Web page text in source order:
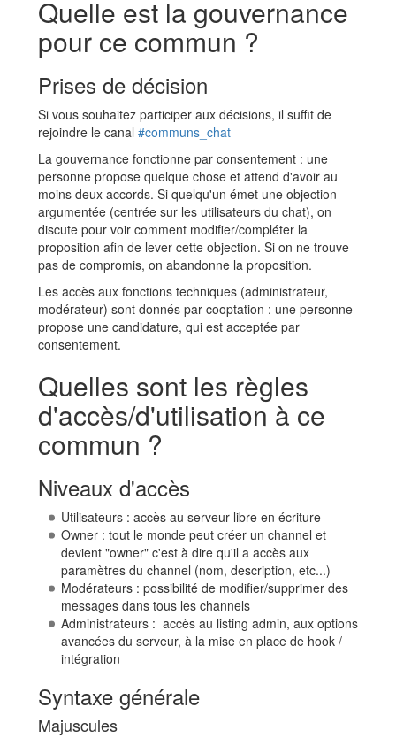
Quelle est la gouvernance
pour ce commun ?
Prises de décision
Si vous souhaitez participer aux décisions, il suffit de
rejoindre le canal #communs_chat
La gouvernance fonctionne par consentement : une
personne propose quelque chose et attend d'avoir au
moins deux accords. Si quelqu'un émet une objection
argumentée (centrée sur les utilisateurs du chat), on
discute pour voir comment modifier/compléter la
proposition afin de lever cette objection. Si on ne trouve
pas de compromis, on abandonne la proposition.
Les accès aux fonctions techniques (administrateur,
modérateur) sont donnés par cooptation : une personne
propose une candidature, qui est acceptée par
consentement.
Quelles sont les règles
d'accès/d'utilisation à ce
commun ?
Niveaux d'accès
Utilisateurs : accès au serveur libre en écriture
Owner : tout le monde peut créer un channel et
devient "owner" c'est à dire qu'il a accès aux
paramètres du channel (nom, description, etc...)
Modérateurs : possibilité de modifier/supprimer des
messages dans tous les channels
Administrateurs : accès au listing admin, aux options
avancées du serveur, à la mise en place de hook /
intégration
Syntaxe générale
Majuscules